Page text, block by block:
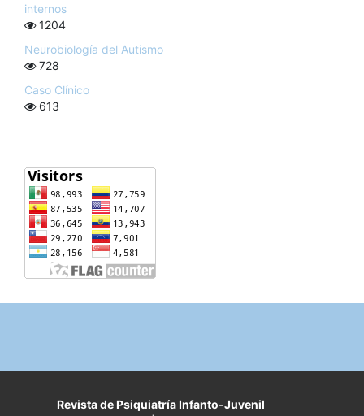
internos
1204
Neurobiología del Autismo
728
Caso Clínico
613
Revista de Psiquiatría Infanto-Juvenil